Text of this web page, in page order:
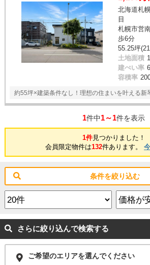
北海道札
目
札幌市営
歩6分
55.25坪
土地面積
建ぺい率
容積率
約55坪×建築条件なし！理想の住まいを叶える新
1件中1～1件を表示
1件見つかりました！
会員限定物件は132件あります。
条件を絞り込む
さらに絞り込んで検索する
ご希望のエリアを選んでください